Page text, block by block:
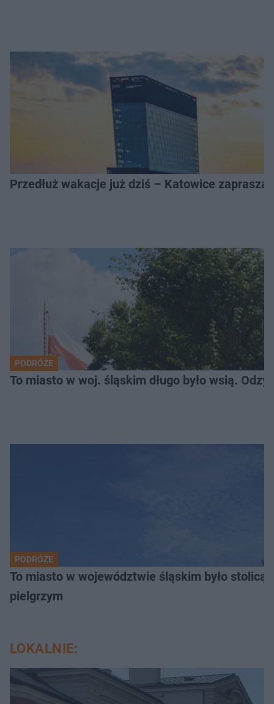
Przedłuż wakacje już dziś – Katowice
PODRÓŻE
To miasto w woj. śląskim długo było wsią.
PODRÓŻE
To miasto w województwie śląskim było
pielgrzym
LOKALNIE: